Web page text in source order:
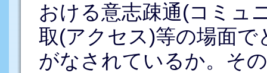
おける意志疎通(コミュ
取(アクセス)等の場面
がなされているか。そ